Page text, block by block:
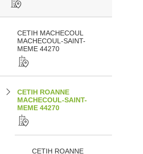
CETIH MACHECOUL
MACHECOUL-SAINT-
MEME 44270
CETIH ROANNE
MACHECOUL-SAINT-
MEME 44270
CETIH ROANNE